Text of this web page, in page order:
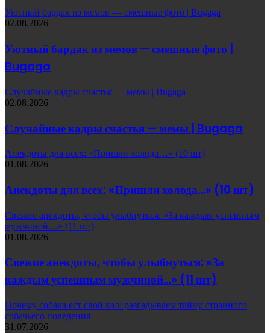
Уютный бардак из мемов — смешные фото | Bugaga
02.08.2026
Уютный бардак из мемов — смешные фото |
Bugaga
Случайные кадры счастья — мемы | Bugaga
02.08.2026
Случайные кадры счастья — мемы | Bugaga
Анекдоты для всех: «Пришли холода…» (10 шт)
01.08.2026
Анекдоты для всех: «Пришли холода…» (10 шт)
Свежие анекдоты, чтобы улыбнуться: «За каждым успешным
мужчиной…» (11 шт)
01.08.2026
Свежие анекдоты, чтобы улыбнуться: «За
каждым успешным мужчиной…» (11 шт)
Почему собака ест свой кал: разгадываем тайну странного
собачьего поведения
31.07.2026